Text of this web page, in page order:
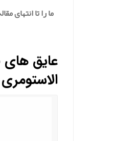
ما را تا انتهای
عایق
الاستومری